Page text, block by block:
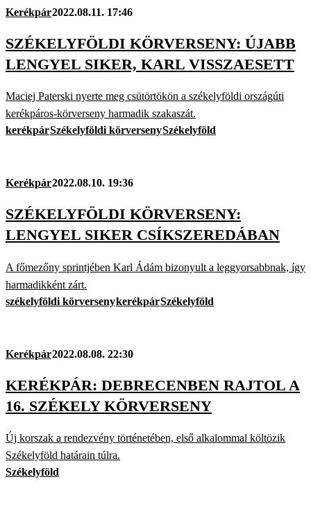
Kerékpár2022.08.11. 17:46
SZÉKELYFÖLDI KÖRVERSENY: ÚJABB
LENGYEL SIKER, KARL VISSZAESETT
Maciej Paterski nyerte meg csütörtökön a székelyföldi országúti
kerékpáros-körverseny harmadik szakaszát.
kerékpárSzékelyföldi körversenySzékelyföld
Kerékpár2022.08.10. 19:36
SZÉKELYFÖLDI KÖRVERSENY:
LENGYEL SIKER CSÍKSZEREDÁBAN
A főmezőny sprintjében Karl Ádám bizonyult a leggyorsabbnak, így
harmadikként zárt.
székelyföldi körversenykerékpárSzékelyföld
Kerékpár2022.08.08. 22:30
KERÉKPÁR: DEBRECENBEN RAJTOL A
16. SZÉKELY KÖRVERSENY
Új korszak a rendezvény történetében, első alkalommal költözik
Székelyföld határain túlra.
Székelyföld